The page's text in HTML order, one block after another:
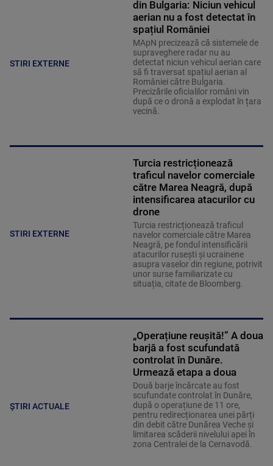
STIRI EXTERNE
din Bulgaria: Niciun vehicul
aerian nu a fost detectat în
spațiul României
MApN precizează că sistemele de
supraveghere radar nu au
detectat niciun vehicul aerian care
să fi traversat spațiul aerian al
României către Bulgaria.
Precizările oficialilor români vin
după ce o dronă a explodat în țara
vecină.
STIRI EXTERNE
Turcia restricționează
traficul navelor comerciale
către Marea Neagră, după
intensificarea atacurilor cu
drone
Turcia restricționează traficul
navelor comerciale către Marea
Neagră, pe fondul intensificării
atacurilor rusești și ucrainene
asupra vaselor din regiune, potrivit
unor surse familiarizate cu
situația, citate de Bloomberg.
ȘTIRI ACTUALE
„Operațiune reușită!” A doua
barjă a fost scufundată
controlat în Dunăre.
Urmează etapa a doua
Două barje încărcate au fost
scufundate controlat în Dunăre,
după o operațiune de 11 ore,
pentru redirecționarea unei părți
din debit către Dunărea Veche și
limitarea scăderii nivelului apei în
zona Centralei de la Cernavodă.